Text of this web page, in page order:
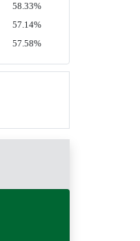
58.33%
57.14%
57.58%